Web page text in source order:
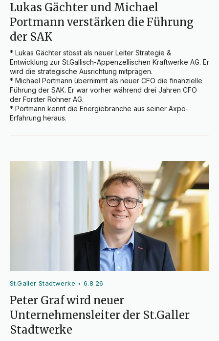
Lukas Gächter und Michael
Portmann verstärken die Führung
der SAK
* Lukas Gächter stösst als neuer Leiter Strategie &
Entwicklung zur St.Gallisch-Appenzellischen Kraftwerke AG. Er
wird die strategische Ausrichtung mitprägen.
* Michael Portmann übernimmt als neuer CFO die finanzielle
Führung der SAK. Er war vorher während drei Jahren CFO
der Forster Rohner AG.
* Portmann kennt die Energiebranche aus seiner Axpo-
Erfahrung heraus.
St.Galler Stadtwerke • 6.8.26
Peter Graf wird neuer
Unternehmensleiter der St.Galler
Stadtwerke